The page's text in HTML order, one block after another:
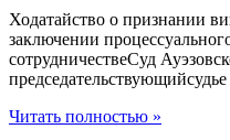
Ходатайство о признании
заключении
сотрудничествеСуд
Читать полностью »